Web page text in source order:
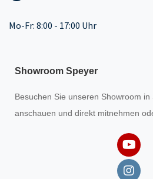
Mo-Fr: 8:00 - 17:00 Uhr
Showroom Speyer
Besuchen Sie unseren Showroom in
anschauen und direkt mitnehmen